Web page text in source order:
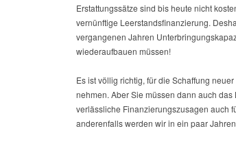
Erstattungssätze sind bis heute nicht
vernünftige Leerstandsfinanzierung.
vergangenen Jahren
wiederaufbauen müssen!
Es ist völlig richtig, für die Schaffung
nehmen. Aber Sie müssen dann auch
verlässliche Finanzierungszusagen auch
anderenfalls werden wir in ein paar